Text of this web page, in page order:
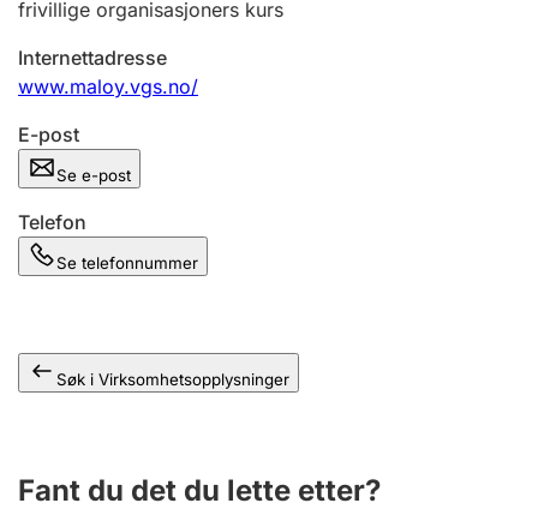
frivillige organisasjoners kurs
Internettadresse
www.maloy.vgs.no/
E-post
Se e-post
Telefon
Se telefonnummer
Søk i Virksomhetsopplysninger
Fant du det du lette etter?